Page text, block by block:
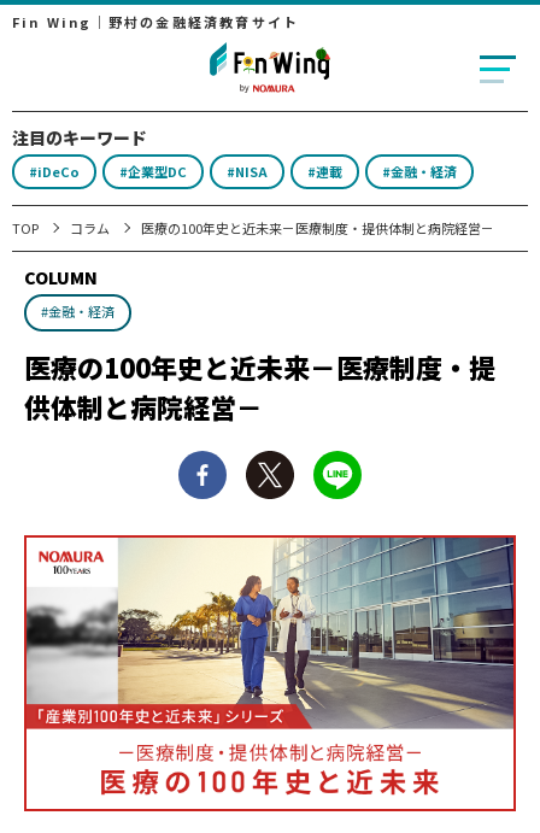
Fin Wing｜野村の金融経済教育サイト
注目のキーワード
#iDeCo #企業型DC #NISA #連載 #金融・経済
TOP コラム 医療の100年史と近未来－医療制度・提供体制と病院経営－
COLUMN
#金融・経済
医療の100年史と近未来－医療制度・提
供体制と病院経営－